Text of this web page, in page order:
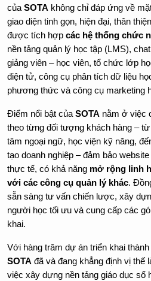
của SOTA không chỉ đáp ứng về
giao diện tinh gọn, hiện đại, thân
được tích hợp các hệ thống chức
nền tảng quản lý học tập (LMS),
giảng viên – học viên, tổ chức lớp
điện tử, công cụ phân tích dữ liệu
phương thức và công cụ marketing
Điểm nổi bật của SOTA nằm ở việc
theo từng đối tượng khách hàng –
tâm ngoại ngữ, học viện kỹ năng,
tạo doanh nghiệp – đảm bảo
thực tế, có khả năng mở rộng linh
với các công cụ quản lý khác.
sẵn sàng tư vấn chiến lược, xây
người học tối ưu và cung cấp các
khai.
SOTA đã và đang khẳng định vị thế
việc xây dựng nền tảng giáo dục số